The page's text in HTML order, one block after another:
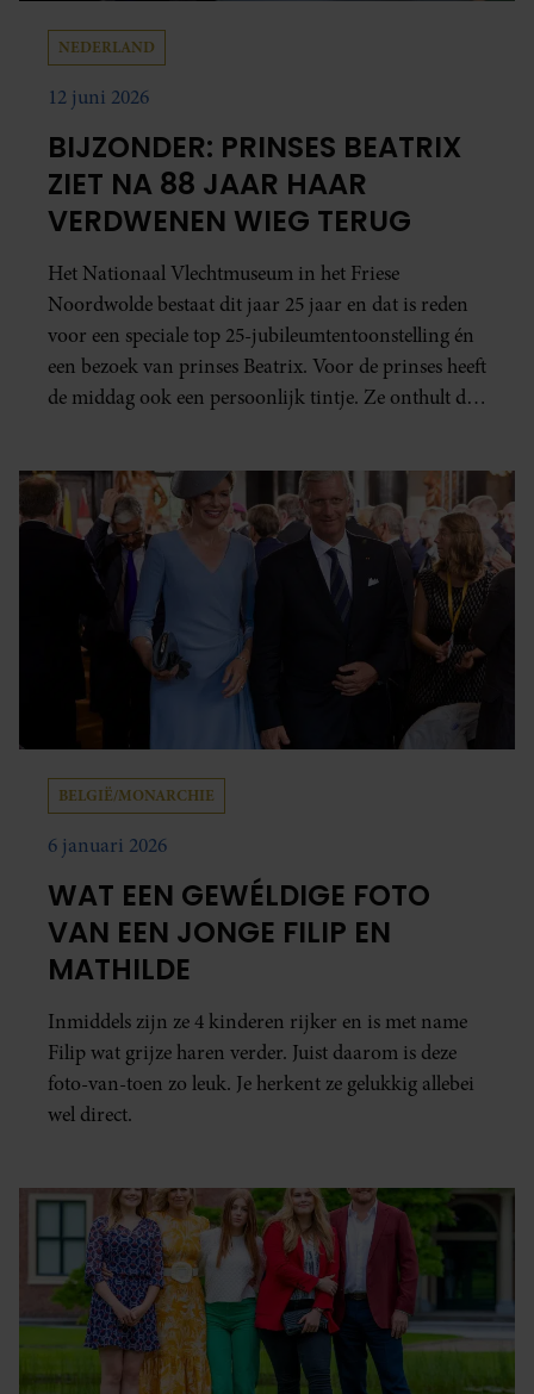
NEDERLAND
12 juni 2026
BIJZONDER: PRINSES BEATRIX
ZIET NA 88 JAAR HAAR
VERDWENEN WIEG TERUG
Het Nationaal Vlechtmuseum in het Friese
Noordwolde bestaat dit jaar 25 jaar en dat is reden
voor een speciale top 25-jubileumtentoonstelling én
een bezoek van prinses Beatrix. Voor de prinses heeft
de middag ook een persoonlijk tintje. Ze onthult de
BELGIË/MONARCHIE
6 januari 2026
WAT EEN GEWÉLDIGE FOTO
VAN EEN JONGE FILIP EN
MATHILDE
Inmiddels zijn ze 4 kinderen rijker en is met name
Filip wat grijze haren verder. Juist daarom is deze
foto-van-toen zo leuk. Je herkent ze gelukkig allebei
wel direct.